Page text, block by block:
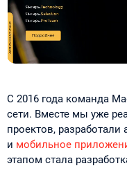
С 2016 года команда
сети. Вместе мы уже
проектов, разработали
и мобильное
этапом стала